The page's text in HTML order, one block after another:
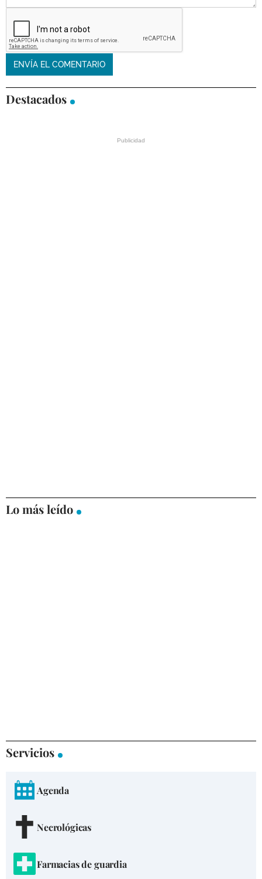
Destacados
Lo más leído
Servicios
Agenda
Necrológicas
Farmacias de guardia